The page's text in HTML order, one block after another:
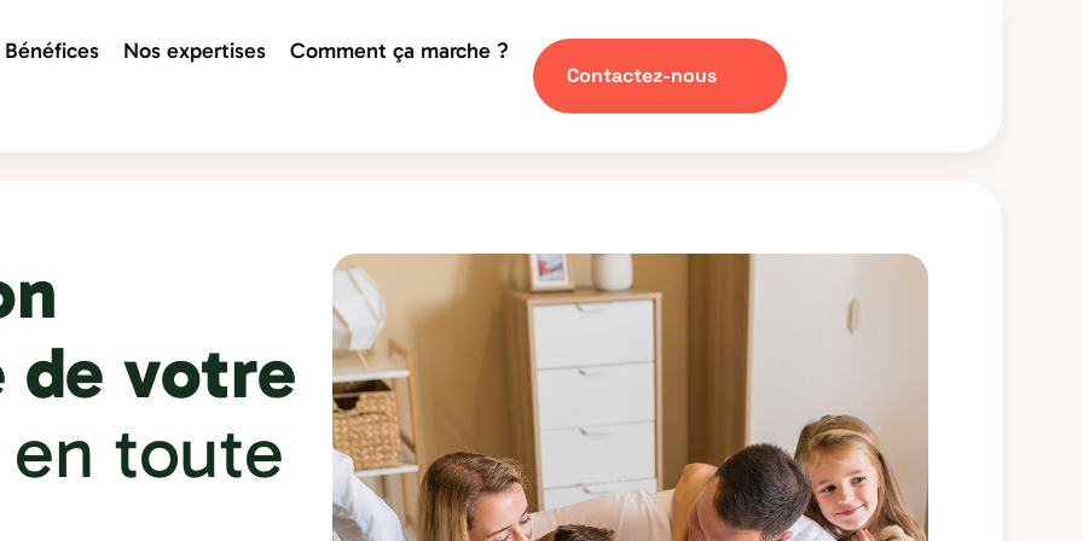
Bénéfices Nos expertises Comment ça marche ?
Contactez-nous
de votre
en toute